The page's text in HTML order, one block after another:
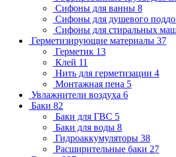
Сифоны для ванны 8
Сифоны для душевого
Сифоны для стиральных
Герметизирующие материалы 37
Герметик 13
Клей 11
Нить для герметизации 4
Монтажная пена 5
Увлажнители воздуха 6
Баки 82
Баки для ГВС 5
Баки для воды 8
Гидроаккумуляторы 38
Расширительные баки 27